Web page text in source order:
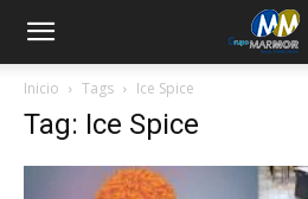
Inicio Tags Ice Spice
Tag: Ice Spice